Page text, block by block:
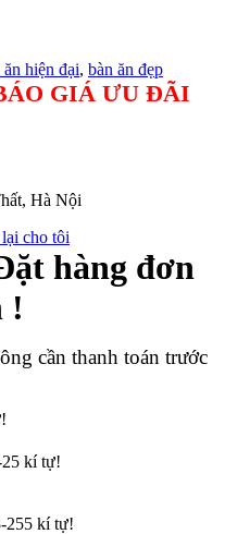
ăn hiện đại, bàn ăn đẹp
GIÁ ƯU ĐÃI
Hà Nội
cho tôi
hàng đơn
!
cần thanh toán trước
kí tự!
255 kí tự!